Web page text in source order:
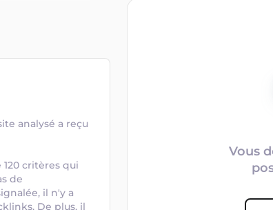
analysé a reçu
critères qui
de
il n'y a
De plus, il
Vous